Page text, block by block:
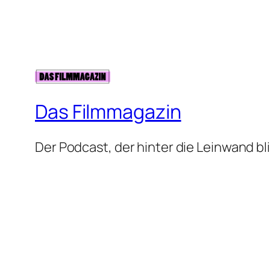
Das Filmmagazin
Der Podcast, der hinter die Leinwand